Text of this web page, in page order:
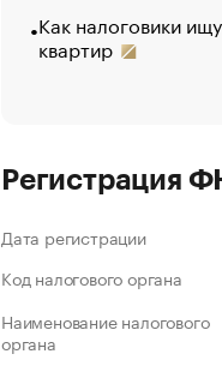
Как налоговики
квартир
Регистрация
Дата регистрации
Код налогового органа
Наименование налогового
органа